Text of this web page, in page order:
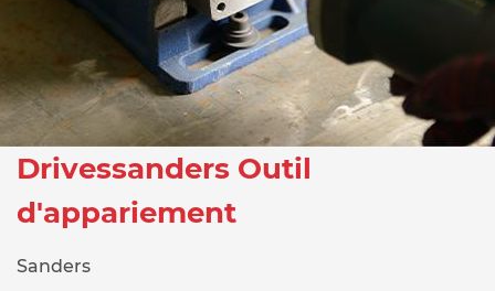
Drivessanders Outil
d'appariement
Sanders